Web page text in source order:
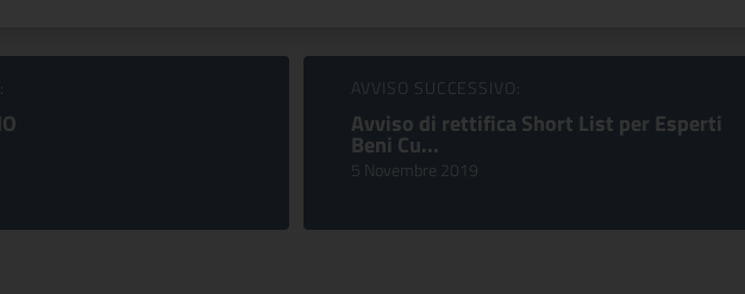
AVVISO SUCCESSIVO:
Avviso di rettifica Short List per Esperti
Beni Cu...
5 Novembre 2019